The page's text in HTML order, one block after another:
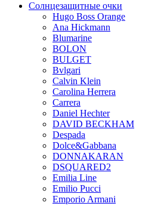
Солнцезащитные очки
Hugo Boss Orange
Ana Hickmann
Blumarine
BOLON
BULGET
Bvlgari
Calvin Klein
Carolina Herrera
Carrera
Daniel Hechter
DAVID BECKHAM
Despada
Dolce&Gabbana
DONNAKARAN
DSQUARED2
Emilia Line
Emilio Pucci
Emporio Armani